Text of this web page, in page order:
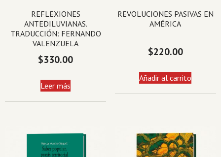
REFLEXIONES
ANTEDILUVIANAS.
TRADUCCIÓN: FERNANDO
VALENZUELA
$330.00
Leer más
REVOLUCIONES PASIVAS EN
AMÉRICA
$220.00
Añadir al carrito